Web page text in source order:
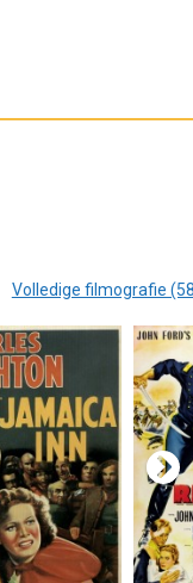
Volledige filmografie